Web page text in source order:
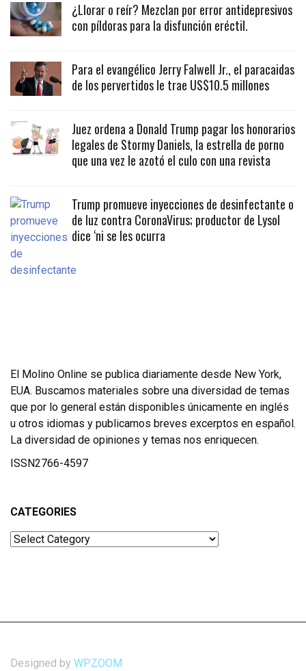
¿Llorar o reír? Mezclan por error antidepresivos
con píldoras para la disfunción eréctil.
Para el evangélico Jerry Falwell Jr., el paracaidas
de los pervertidos le trae US$10.5 millones
Juez ordena a Donald Trump pagar los honorarios
legales de Stormy Daniels, la estrella de porno
que una vez le azotó el culo con una revista
Trump promueve inyecciones de desinfectante o
de luz contra CoronaVirus; productor de Lysol
dice ‘ni se les ocurra
El Molino Online se publica diariamente desde New York,
EUA. Buscamos materiales sobre una diversidad de temas
que por lo general están disponibles únicamente en inglés
u otros idiomas y publicamos breves excerptos en español.
La diversidad de opiniones y temas nos enriquecen.
ISSN2766-4597
CATEGORIES
Categories
Designed by WPZOOM